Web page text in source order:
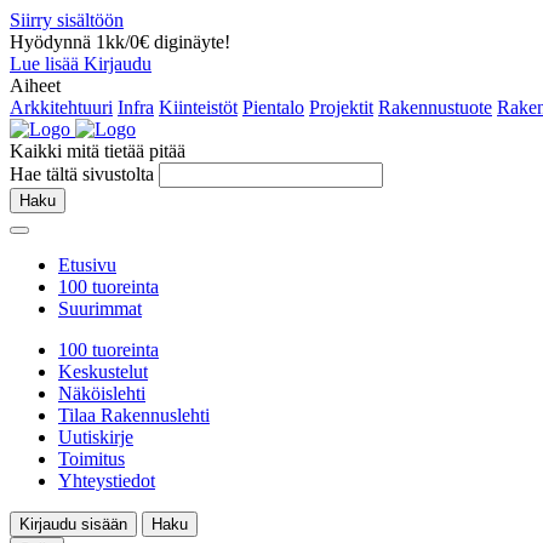
Siirry sisältöön
Hyödynnä 1kk/0€ diginäyte!
Lue lisää Kirjaudu
Aiheet
Arkkitehtuuri Infra Kiinteistöt Pientalo Projektit Rakennustuote
Kaikki mitä tietää pitää
Hae tältä sivustolta
Haku
Etusivu
100 tuoreinta
Suurimmat
100 tuoreinta
Keskustelut
Näköislehti
Tilaa Rakennuslehti
Uutiskirje
Toimitus
Yhteystiedot
Kirjaudu sisään
Haku